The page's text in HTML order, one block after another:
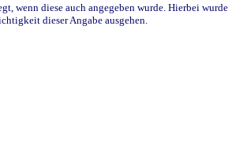
wenn diese auch angegeben wurde. Hierbei wurde
dieser Angabe ausgehen.